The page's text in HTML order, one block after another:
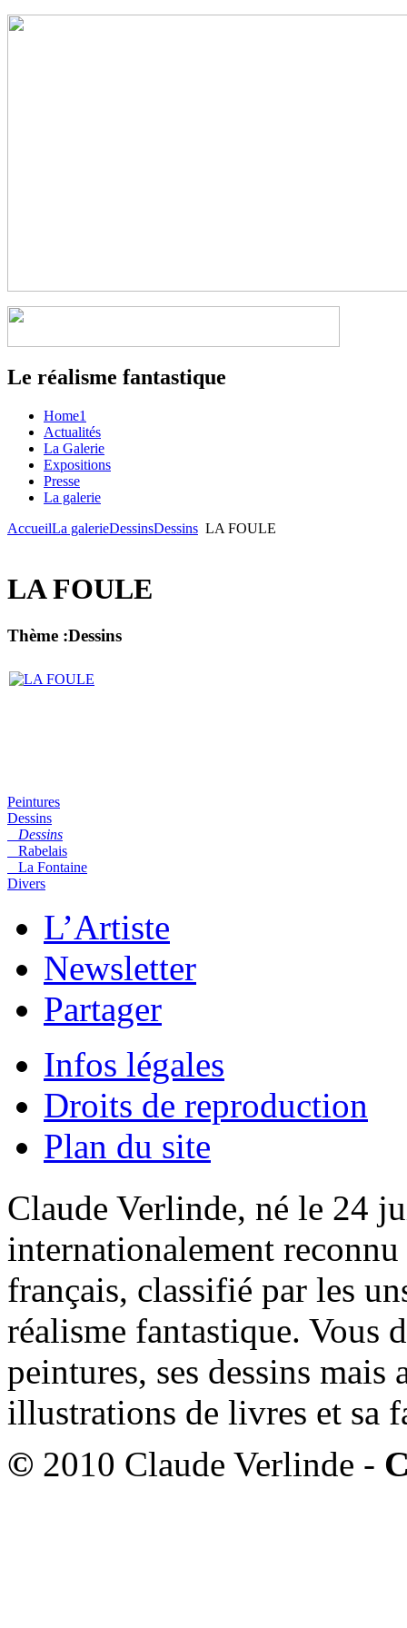
Le réalisme fantastique
Home1
Actualités
La Galerie
Expositions
Presse
La galerie
AccueilLa galerieDessinsDessins LA FOULE
LA FOULE
Thème :Dessins
Peintures
Dessins
Dessins
Rabelais
La Fontaine
Divers
L’Artiste
Newsletter
Partager
Infos légales
Droits de reproduction
Plan du site
Claude Verlinde, né le 24
internationalement
français, classifié par les
réalisme fantastique. Vous
peintures, ses dessins mais
illustrations de livres et sa
© 2010 Claude Verlinde -